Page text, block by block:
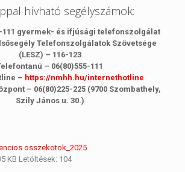
hívható segélyszámok:
111 gyermek- és ifjúsági telefonszolgálat
Telefonszolgálatok Szövetsége
(LESZ) – 116-123
– 06(80)555-111
– https://nmhh.hu/internethotline
– 06(80)225-225 (9700 Szombathely,
Szily János u. 30.)
osszekotok_2025
KB Letöltések: 104